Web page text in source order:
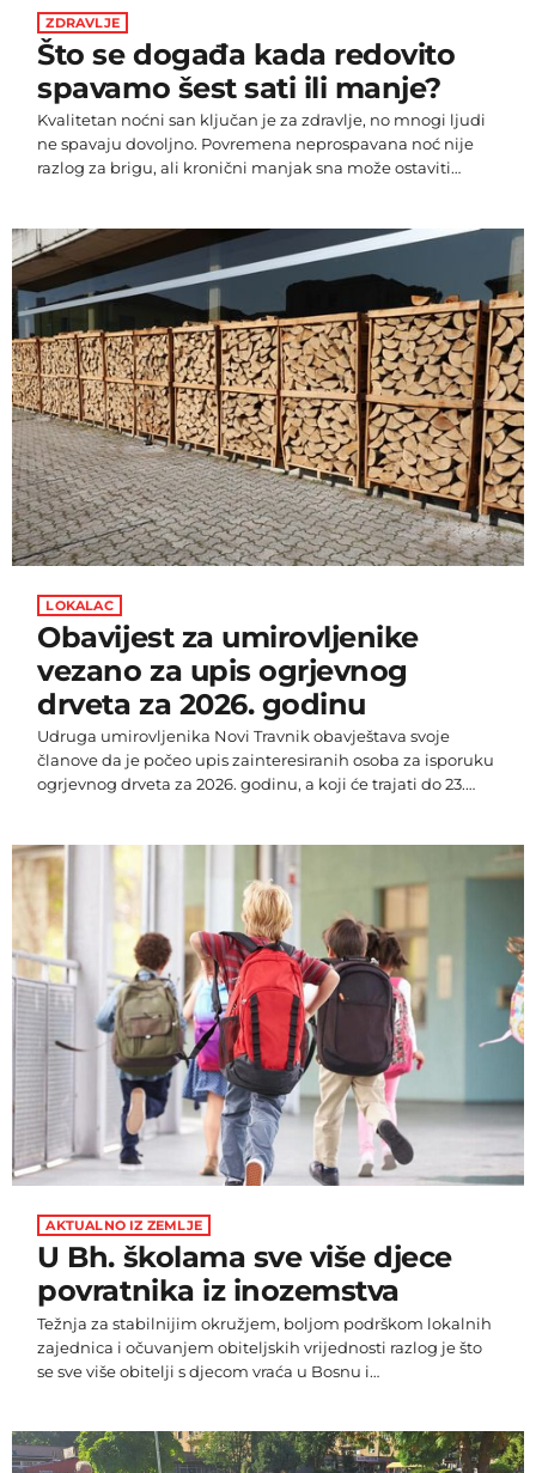
ZDRAVLJE
Što se događa kada redovito
spavamo šest sati ili manje?
Kvalitetan noćni san ključan je za zdravlje, no mnogi ljudi
ne spavaju dovoljno. Povremena neprospavana noć nije
razlog za brigu, ali kronični manjak sna može ostaviti
Sue Peacock objasnila je što se događa kada redovito
spavamo šest sati ili manje. Ako se često osjećate
iscrpljeno, razdražljivo ili vam nedostaje koncentracije,
možda je vrijeme da promijenite navike […]
LOKALAC
Obavijest za umirovljenike
vezano za upis ogrjevnog
drveta za 2026. godinu
Udruga umirovljenika Novi Travnik obavještava svoje
članove da je počeo upis zainteresiranih osoba za isporuku
ogrjevnog drveta za 2026. godinu, a koji će trajati do 23.
dobom ponijeti osobnu iskaznicu, zadnji ček od mirovine,
broj telefona i 1 konvertibilnu marku. Iz udruge napominju
da su za 2026. godinu […]
AKTUALNO IZ ZEMLJE
U Bh. školama sve više djece
povratnika iz inozemstva
Težnja za stabilnijim okružjem, boljom podrškom lokalnih
zajednica i očuvanjem obiteljskih vrijednosti razlog je što
se sve više obitelji s djecom vraća u Bosnu i
"trbuhom za kruhom", da bi se nakon brojnih društvenih i
gospodarskih promjena u Njemačkoj i drugim europskim